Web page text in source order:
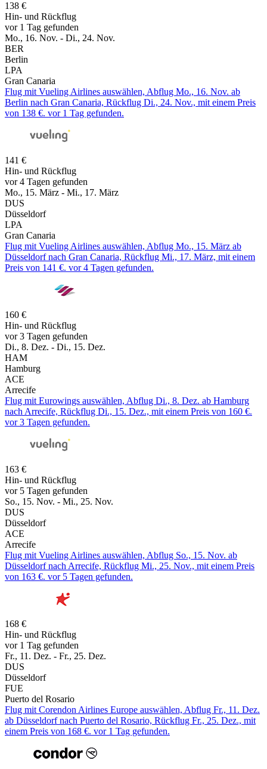
138 €
Hin- und Rückflug
vor 1 Tag gefunden
Mo., 16. Nov. - Di., 24. Nov.
BER
Berlin
LPA
Gran Canaria
Flug mit Vueling Airlines auswählen, Abflug Mo., 16. Nov. ab
Berlin nach Gran Canaria, Rückflug Di., 24. Nov., mit einem Preis
von 138 €. vor 1 Tag gefunden.
141 €
Hin- und Rückflug
vor 4 Tagen gefunden
Mo., 15. März - Mi., 17. März
DUS
Düsseldorf
LPA
Gran Canaria
Flug mit Vueling Airlines auswählen, Abflug Mo., 15. März ab
Düsseldorf nach Gran Canaria, Rückflug Mi., 17. März, mit einem
Preis von 141 €. vor 4 Tagen gefunden.
160 €
Hin- und Rückflug
vor 3 Tagen gefunden
Di., 8. Dez. - Di., 15. Dez.
HAM
Hamburg
ACE
Arrecife
Flug mit Eurowings auswählen, Abflug Di., 8. Dez. ab Hamburg
nach Arrecife, Rückflug Di., 15. Dez., mit einem Preis von 160 €.
vor 3 Tagen gefunden.
163 €
Hin- und Rückflug
vor 5 Tagen gefunden
So., 15. Nov. - Mi., 25. Nov.
DUS
Düsseldorf
ACE
Arrecife
Flug mit Vueling Airlines auswählen, Abflug So., 15. Nov. ab
Düsseldorf nach Arrecife, Rückflug Mi., 25. Nov., mit einem Preis
von 163 €. vor 5 Tagen gefunden.
168 €
Hin- und Rückflug
vor 1 Tag gefunden
Fr., 11. Dez. - Fr., 25. Dez.
DUS
Düsseldorf
FUE
Puerto del Rosario
Flug mit Corendon Airlines Europe auswählen, Abflug Fr., 11. Dez.
ab Düsseldorf nach Puerto del Rosario, Rückflug Fr., 25. Dez., mit
einem Preis von 168 €. vor 1 Tag gefunden.